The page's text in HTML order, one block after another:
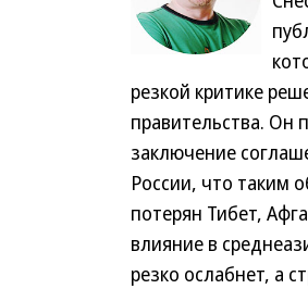
резкой критике
правительства. Он
заключение
России, что таким
потерян Тибет,
влияние в
резко ослабнет, а